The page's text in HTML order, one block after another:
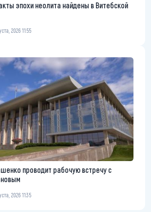
эпохи неолита найдены в Витебской
2026 11:55
проводит рабочую встречу с
2026 11:35